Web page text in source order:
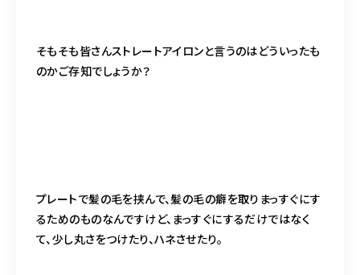
そもそも皆さんストレートアイロンと言うのはどういったも
のかご存知でしょうか？
プレートで髪の毛を挟んで、髪の毛の癖を取りまっすぐにす
るためのものなんですけど、まっすぐにするだけではなく
て、少し丸さをつけたり、ハネさせたり。